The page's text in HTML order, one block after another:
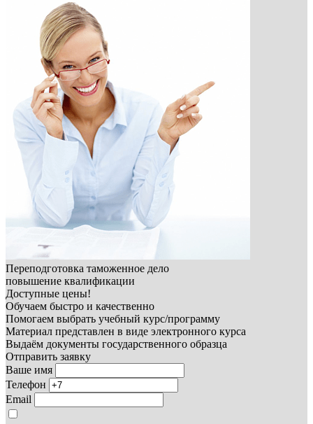
Переподготовка таможенное дело
повышение квалификации
Доступные цены!
Обучаем быстро и качественно
Помогаем выбрать учебный курс/программу
Материал представлен в виде электронного курса
Выдаём документы государственного образца
Отправить заявку
Ваше имя
Телефон
Email